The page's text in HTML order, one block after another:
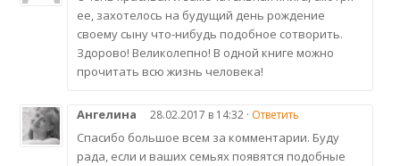
ее, захотелось на будущий день рождение
своему сыну что-нибудь подобное сотворить.
Здорово! Великолепно! В одной книге можно
прочитать всю жизнь человека!
Ангелина 28.02.2017 в 14:32 · Ответить
Спасибо большое всем за комментарии. Буду
рада, если и ваших семьях появятся подобные